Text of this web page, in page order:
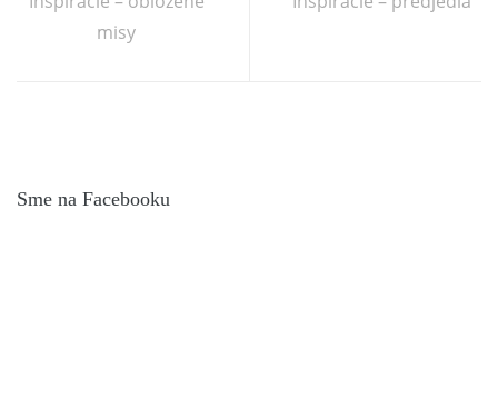
misy
Sme na Facebooku